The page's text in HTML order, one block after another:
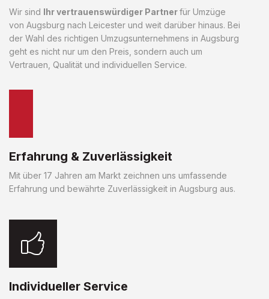
Wir sind Ihr vertrauenswürdiger Partnerfür Umzüge
von Augsburg nach Leicester und weit darüber hinaus. Bei
der Wahl des richtigen Umzugsunternehmens in Augsburg
geht es nicht nur um den Preis, sondern auch um
Vertrauen, Qualität und individuellen Service.
Erfahrung & Zuverlässigkeit
Mit über 17 Jahren am Markt zeichnen uns umfassende
Erfahrung und bewährte Zuverlässigkeit in Augsburg aus.
Individueller Service